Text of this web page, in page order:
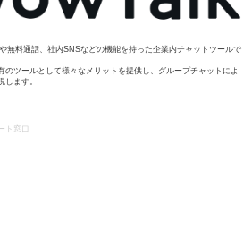
無料通話、社内SNSなどの機能を持った企業内チャットツールで
のツールとして様々なメリットを提供し、グループチャットによ
します。
ト窓口